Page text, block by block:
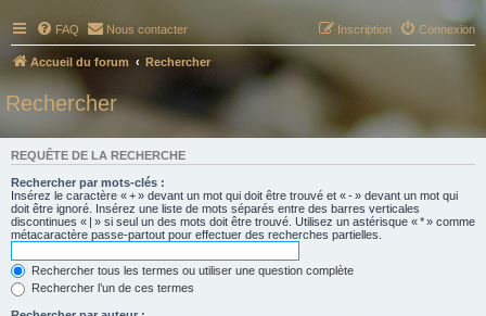
FAQ Nous contacter Connexion
Inscription
Accueil du forum Rechercher
Rechercher
REQUÊTE DE LA RECHERCHE
Rechercher par mots-clés :
Insérez le caractère « + » devant un mot qui doit être trouvé et « - » devant un mot qui
doit être ignoré. Insérez une liste de mots séparés entre des barres verticales
discontinues « | » si seul un des mots doit être trouvé. Utilisez un astérisque « * » comme
métacaractère passe-partout pour effectuer des recherches partielles.
Rechercher tous les termes ou utiliser une question complète
Rechercher l’un de ces termes